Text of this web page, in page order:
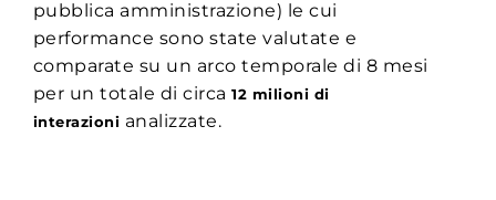
pubblica amministrazione) le cui
performance sono state valutate e
comparate su un arco temporale di 8 mesi
per un totale di circa12 milioni di
interazioni analizzate.